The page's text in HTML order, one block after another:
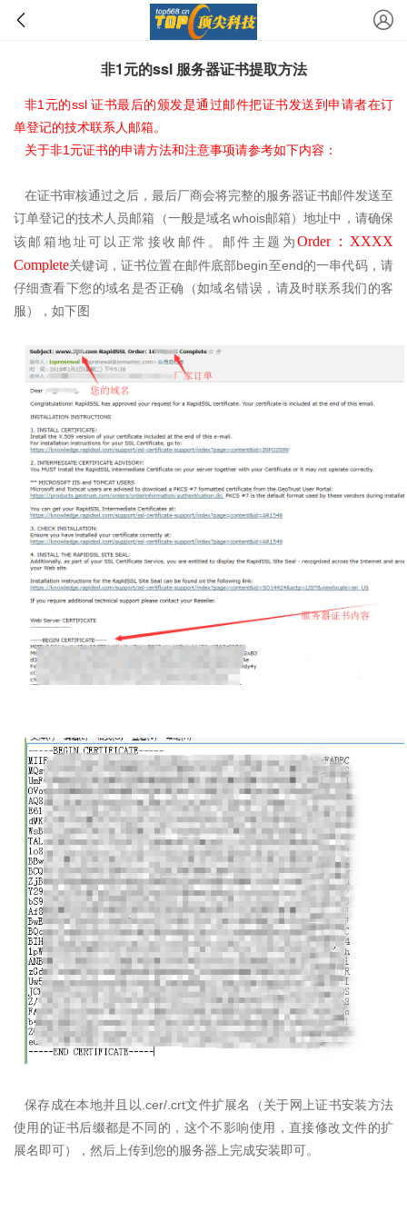
非1元的ssl 服务器证书提取方法
非1 元的ssl证书最后的颁发是通过邮件把证书发送到申请者在订
单登记的技术联系人邮箱。
关于非1 元证书的申请方法和注意事项请参考如下内容：
在证书审核通过之后，最后厂商会将完整的服务器证书邮件发送至
订单登记的技术人员邮箱（一般是域名 whois邮箱）地址中，请确保
该邮箱地址可以正常接收邮件。邮件主题为Order： XXXX
Complete关键词，证书位置在邮件底部begin 至end的一串代码，请
仔细查看下您的域名是否正确（如域名错误，请及时联系我们的客
服），如下图
保存成在本地并且以 .cer/.crt文件扩展名（关于网上证书安装方法
使用的证书后缀都是不同的，这个不影响使用，直接修改文件的扩
展名即可），然后上传到您的服务器上完成安装即可。